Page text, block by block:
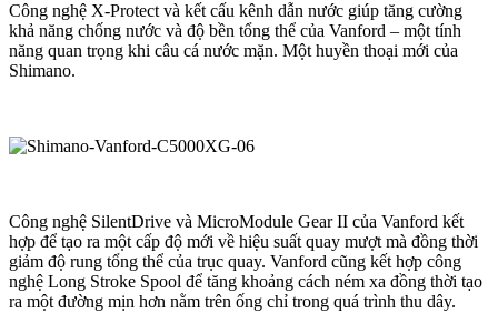
Công nghệ X-Protect và kết cấu kênh dẫn nước giúp tăng cường
khả năng chống nước và độ bền tổng thể của Vanford – một tính
năng quan trọng khi câu cá nước mặn. Một huyền thoại mới của
Shimano.
Công nghệ SilentDrive và MicroModule Gear II của Vanford kết
hợp để tạo ra một cấp độ mới về hiệu suất quay mượt mà đồng thời
giảm độ rung tổng thể của trục quay. Vanford cũng kết hợp công
nghệ Long Stroke Spool để tăng khoảng cách ném xa đồng thời tạo
ra một đường mịn hơn nằm trên ống chỉ trong quá trình thu dây.